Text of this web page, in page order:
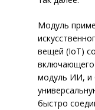
Модуль
вещей (IoT)
включающего
модуль ИИ, и
быстро